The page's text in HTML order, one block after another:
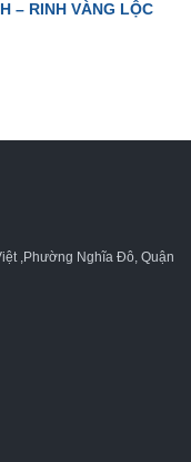
– RINH VÀNG LỘC
,Phường Nghĩa Đô, Quận